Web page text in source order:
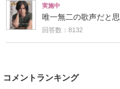
実施中
唯一無二の歌声だと
回答数：8132
コメントランキング